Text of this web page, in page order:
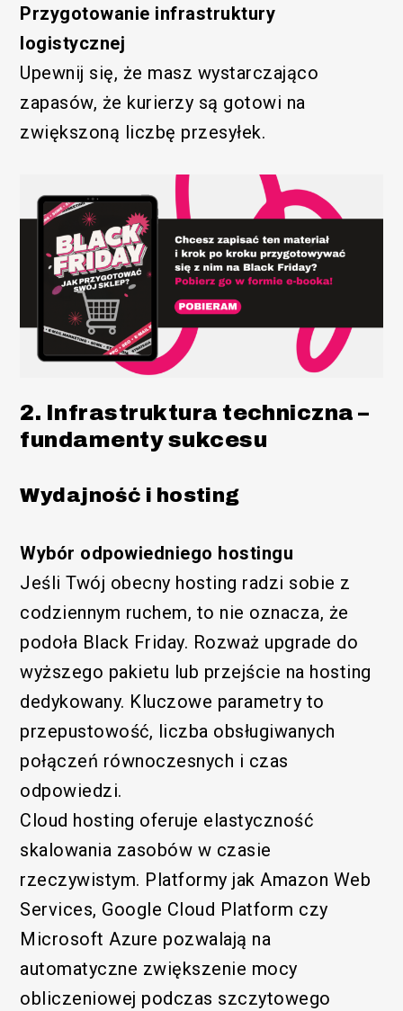
Przygotowanie infrastruktury
logistycznej
Upewnij się, że masz wystarczająco
zapasów, że kurierzy są gotowi na
zwiększoną liczbę przesyłek.
2. Infrastruktura techniczna –
fundamenty sukcesu
Wydajność i hosting
Wybór odpowiedniego hostingu
Jeśli Twój obecny hosting radzi sobie z
codziennym ruchem, to nie oznacza, że
podoła Black Friday. Rozważ upgrade do
wyższego pakietu lub przejście na hosting
dedykowany. Kluczowe parametry to
przepustowość, liczba obsługiwanych
połączeń równoczesnych i czas
odpowiedzi.
Cloud hosting oferuje elastyczność
skalowania zasobów w czasie
rzeczywistym. Platformy jak Amazon Web
Services, Google Cloud Platform czy
Microsoft Azure pozwalają na
automatyczne zwiększenie mocy
obliczeniowej podczas szczytowego